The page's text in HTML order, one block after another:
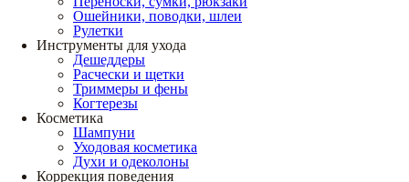
Ошейники, поводки, шлеи
Рулетки
Инструменты для ухода
Дешеддеры
Расчески и щетки
Триммеры и фены
Когтерезы
Косметика
Шампуни
Уходовая косметика
Духи и одеколоны
Коррекция поведения